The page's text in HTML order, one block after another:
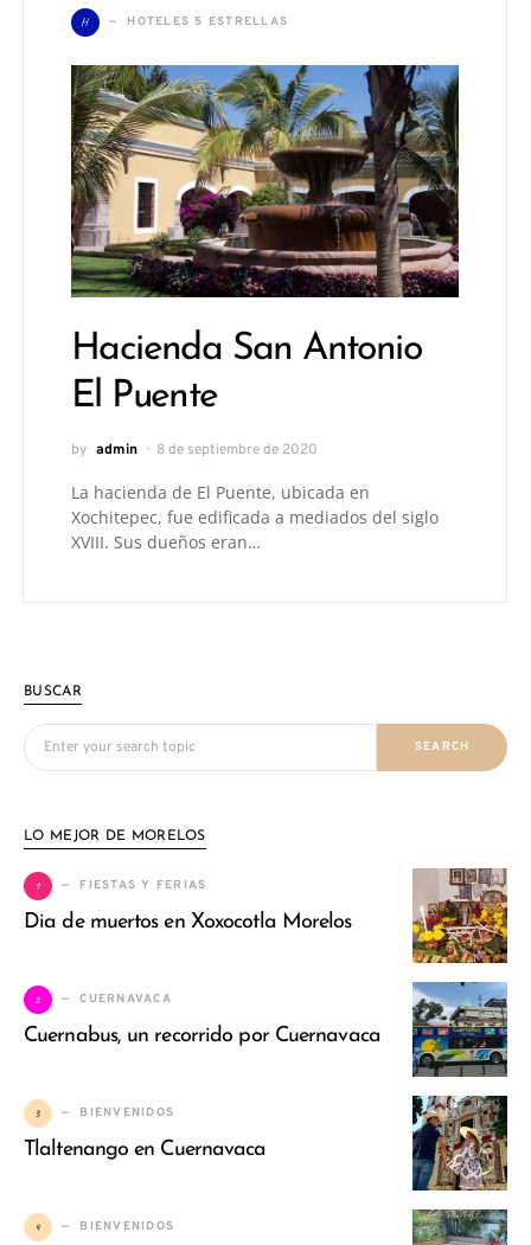
H HOTELES 5 ESTRELLAS
Hacienda San Antonio
El Puente
by admin 8 de septiembre de 2020
La hacienda de El Puente, ubicada en
Xochitepec, fue edificada a mediados del siglo
XVIII. Sus dueños eran…
BUSCAR
Search for:
SEARCH
LO MEJOR DE MORELOS
1 FIESTAS Y FERIAS
Dia de muertos en Xoxocotla Morelos
2 CUERNAVACA
Cuernabus, un recorrido por Cuernavaca
3 BIENVENIDOS
Tlaltenango en Cuernavaca
4 BIENVENIDOS